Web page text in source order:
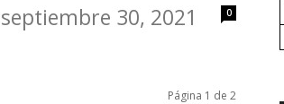
septiembre 30, 2021 0
Página 1 de 2